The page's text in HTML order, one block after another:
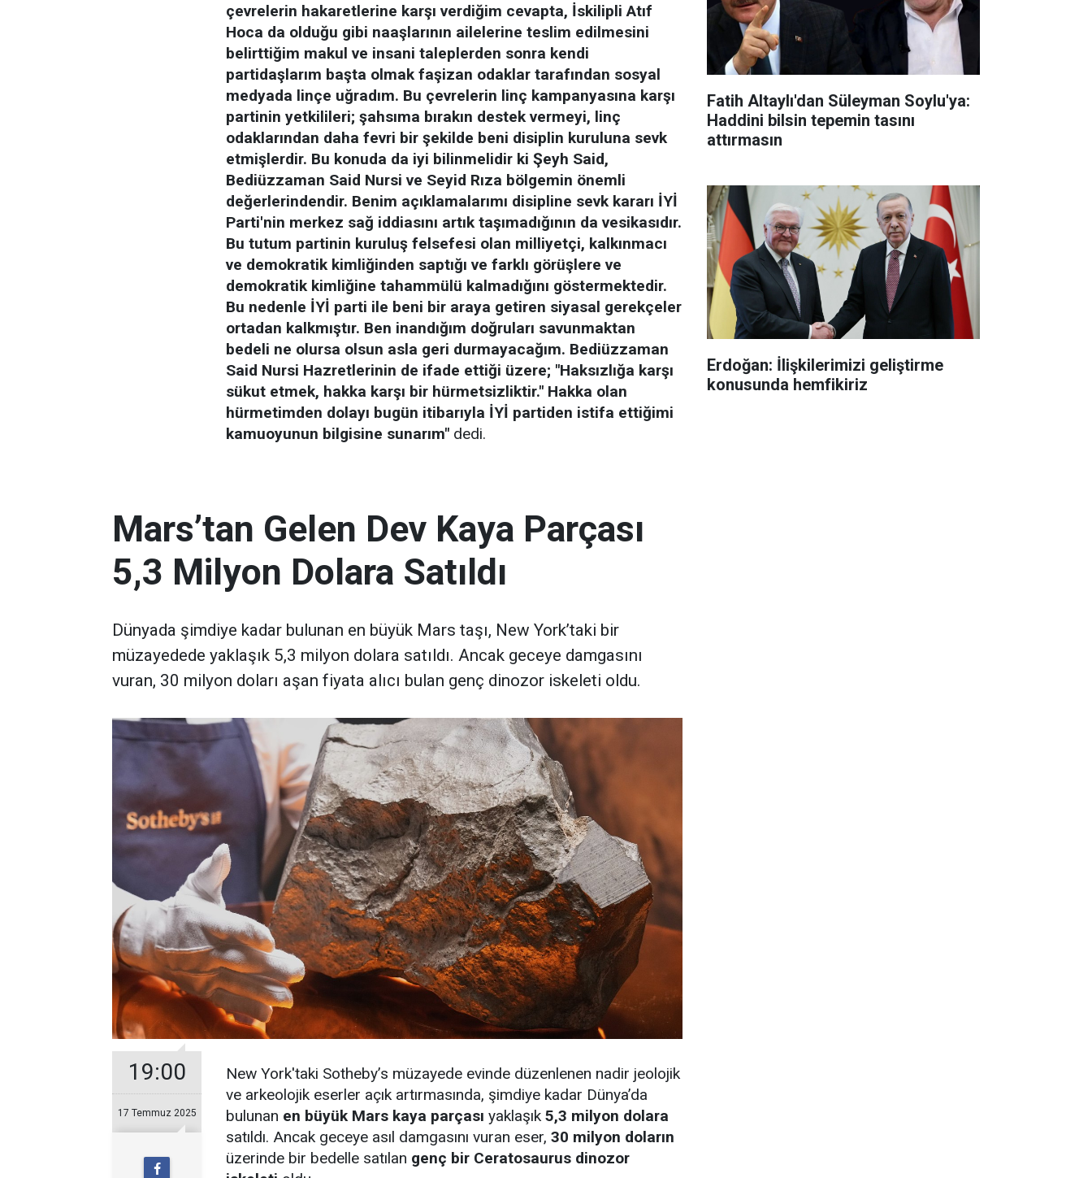
çevrelerin hakaretlerine karşı verdiğim cevapta, İskilipli Atıf
Hoca da olduğu gibi naaşlarının ailelerine teslim edilmesini
belirttiğim makul ve insani taleplerden sonra kendi
partidaşlarım başta olmak faşizan odaklar tarafından sosyal
medyada linçe uğradım. Bu çevrelerin linç kampanyasına karşı
partinin yetkilileri; şahsıma bırakın destek vermeyi, linç
odaklarından daha fevri bir şekilde beni disiplin kuruluna sevk
etmişlerdir. Bu konuda da iyi bilinmelidir ki Şeyh Said,
Bediüzzaman Said Nursi ve Seyid Rıza bölgemin önemli
değerlerindendir. Benim açıklamalarımı disipline sevk kararı İYİ
Parti'nin merkez sağ iddiasını artık taşımadığının da vesikasıdır.
Bu tutum partinin kuruluş felsefesi olan milliyetçi, kalkınmacı
ve demokratik kimliğinden saptığı ve farklı görüşlere ve
demokratik kimliğine tahammülü kalmadığını göstermektedir.
Bu nedenle İYİ parti ile beni bir araya getiren siyasal gerekçeler
ortadan kalkmıştır. Ben inandığım doğruları savunmaktan
bedeli ne olursa olsun asla geri durmayacağım. Bediüzzaman
Said Nursi Hazretlerinin de ifade ettiği üzere; "Haksızlığa karşı
sükut etmek, hakka karşı bir hürmetsizliktir." Hakka olan
hürmetimden dolayı bugün itibarıyla İYİ partiden istifa ettiğimi
kamuoyunun bilgisine sunarım" dedi.
Mars’tan Gelen Dev Kaya Parçası
5,3 Milyon Dolara Satıldı
Dünyada şimdiye kadar bulunan en büyük Mars taşı, New York’taki bir
müzayedede yaklaşık 5,3 milyon dolara satıldı. Ancak geceye damgasını
vuran, 30 milyon doları aşan fiyata alıcı bulan genç dinozor iskeleti oldu.
19:00
17 Temmuz 2025
New York'taki Sotheby’s müzayede evinde düzenlenen nadir jeolojik
ve arkeolojik eserler açık artırmasında, şimdiye kadar Dünya’da
bulunan en büyük Mars kaya parçası yaklaşık 5,3 milyon dolara
satıldı. Ancak geceye asıl damgasını vuran eser, 30 milyon doların
üzerinde bir bedelle satılan genç bir Ceratosaurus dinozor
Fatih Altaylı'dan Süleyman Soylu'ya:
Haddini bilsin tepemin tasını
attırmasın
Erdoğan: İlişkilerimizi geliştirme
konusunda hemfikiriz